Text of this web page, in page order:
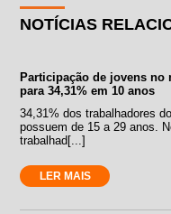
NOTÍCIAS
Participação de jovens no
para 34,31% em 10 anos
34,31% dos trabalhadores
possuem de 15 a 29 anos.
trabalhad[...]
LER MAIS